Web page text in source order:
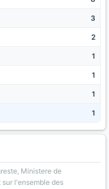
3
2
1
1
1
1
Ministere de
l'ensemble des